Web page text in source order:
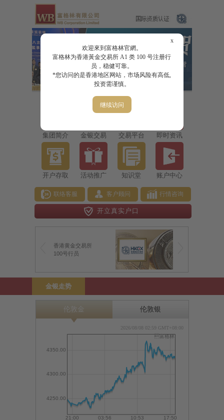
x
欢迎來到富格林官網。
富格林为香港黃金交易所 A1 类 100 号注册行
员，稳健可靠。
*您访问的是香港地区网站，市场风险有高低,
投资需谨慎。
继续访问
集团简介 金银交易 交易平台 即时资讯
开户存取 活动推广 知识堂 账户中心
联络客服 客户顾问 行情咨询
开立真实户口
香港黄金交易所
100号行员
金银走势